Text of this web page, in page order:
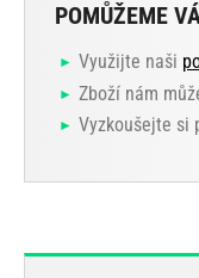
POMŮŽEME
Využijte naši
Zboží nám
Vyzkoušejte si